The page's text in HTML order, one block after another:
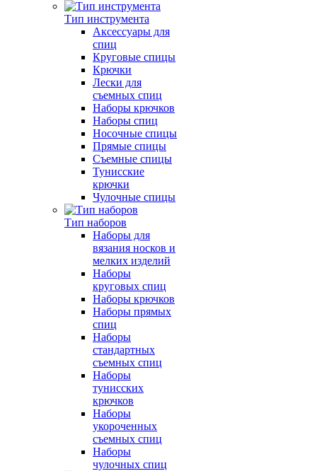
Тип инструмента
Аксессуары для
спиц
Круговые спицы
Крючки
Лески для
съемных спиц
Наборы крючков
Наборы спиц
Носочные спицы
Прямые спицы
Съемные спицы
Тунисские
крючки
Чулочные спицы
Тип наборов
Наборы для
вязания носков и
мелких изделий
Наборы
круговых спиц
Наборы крючков
Наборы прямых
спиц
Наборы
стандартных
съемных спиц
Наборы
тунисских
крючков
Наборы
укороченных
съемных спиц
Наборы
чулочных спиц